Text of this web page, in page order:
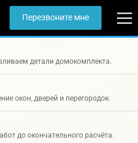
Перезвоните мне
детали домокомплекта.
окон, дверей и перегородок.
до окончательного расчёта.